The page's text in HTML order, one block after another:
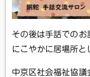
その後は手話での
にこやかに居場所と
中京区社会福祉協